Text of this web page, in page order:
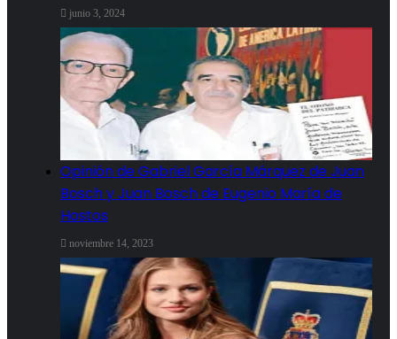
junio 3, 2024
Opinión de Gabriel García Márquez de Juan
Bosch y Juan Bosch de Eugenio María de
Hostos
noviembre 14, 2023